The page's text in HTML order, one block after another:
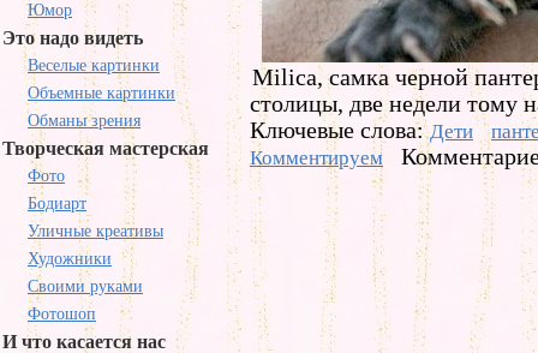
Юмор
Это надо видеть
Веселые картинки
Объемные картинки
Обманы зрения
Творческая мастерская
Фото
Бодиарт
Уличные креативы
Художники
Своими руками
Фотошоп
И что касается нас
Milica, самка черной
столицы, две недели тому
Ключевые слова:Дети
Комментируем